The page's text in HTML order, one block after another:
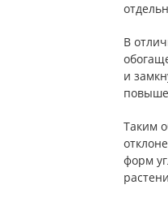
В
и
Таким
форм